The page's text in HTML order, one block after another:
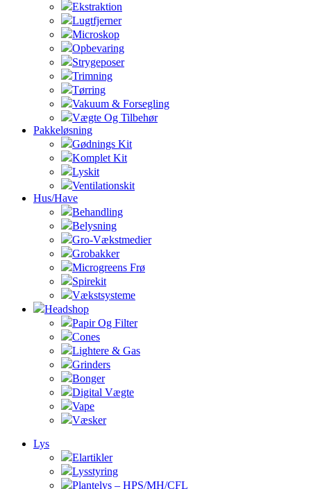
Ekstraktion
Lugtfjerner
Microskop
Opbevaring
Strygeposer
Trimning
Tørring
Vakuum & Forsegling
Vægte Og Tilbehør
Pakkeløsning
Gødnings Kit
Komplet Kit
Lyskit
Ventilationskit
Hus/Have
Behandling
Belysning
Gro-Vækstmedier
Grobakker
Microgreens Frø
Spirekit
Vækstsysteme
Headshop
Papir Og Filter
Cones
Lightere & Gas
Grinders
Bonger
Digital Vægte
Vape
Væsker
Lys
Elartikler
Lysstyring
Plantelys – HPS/MH/CFL